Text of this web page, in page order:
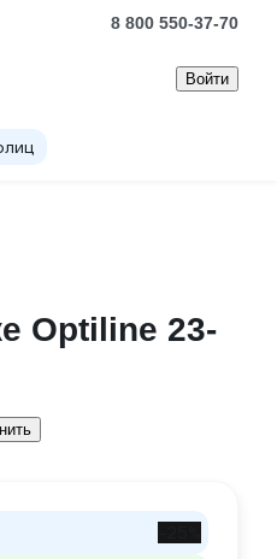
8 800 550-37-70
Войти
Optiline 23-